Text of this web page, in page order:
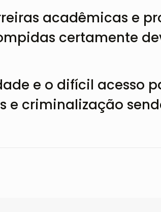
acadêmicas e
certamente
e o difícil acesso
criminalização